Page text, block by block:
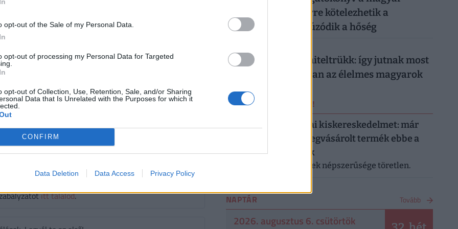
opt-out of the Sale of my Personal Data.
opt-out of processing my Personal Data for Targeted
opt-out of Collection, Use, Retention, Sale, and/or Sharing
Data that Is Unrelated with the Purposes for which it
CONFIRM
Data Deletion Data Access Privacy Policy
#2026
közre, a végleges tartalmat újságírónk szerkesztette és
szólhat hozzá.
itt találod.
munkahelyeken: erre kötelezhetik a
dolgozókat, ha elhúzódik a hőség
Működik a legális hiteltrükk: így jutnak most
milliókhoz olcsóbban az élelmes magyarok
ERRŐL NE MARADJ LE!
Letarolták az európai kiskereskedelmet: már
minden második megvásárolt termék ebbe a
kategóriába tartozik
A saját márkás termékek népszerűsége töretlen.
NAPTÁR Tovább
2026. augusztus 6. csütörtök